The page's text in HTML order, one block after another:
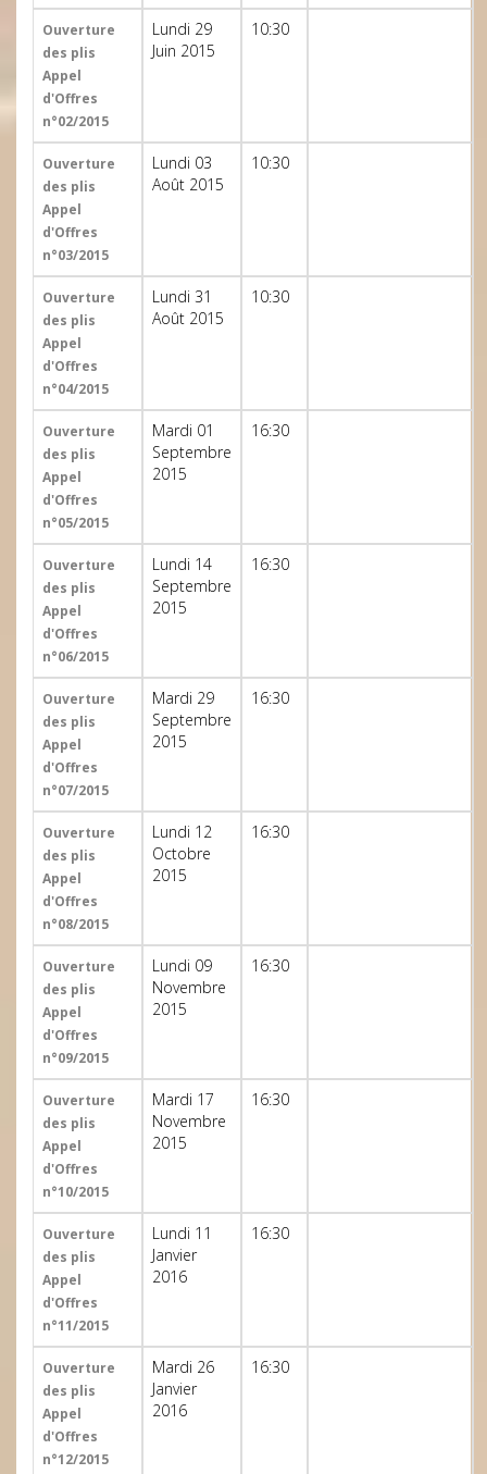
Ouverture
des plis
Appel
d'Offres
n°02/2015
Lundi 29
Juin 2015
10:30
Ouverture
des plis
Appel
d'Offres
n°03/2015
Lundi 03
Août 2015
10:30
Ouverture
des plis
Appel
d'Offres
n°04/2015
Lundi 31
Août 2015
10:30
Ouverture
des plis
Appel
d'Offres
n°05/2015
Mardi 01
Septembre
2015
16:30
Ouverture
des plis
Appel
d'Offres
n°06/2015
Lundi 14
Septembre
2015
16:30
Ouverture
des plis
Appel
d'Offres
n°07/2015
Mardi 29
Septembre
2015
16:30
Ouverture
des plis
Appel
d'Offres
n°08/2015
Lundi 12
Octobre
2015
16:30
Ouverture
des plis
Appel
d'Offres
n°09/2015
Lundi 09
Novembre
2015
16:30
Ouverture
des plis
Appel
d'Offres
n°10/2015
Mardi 17
Novembre
2015
16:30
Ouverture
des plis
Appel
d'Offres
n°11/2015
Lundi 11
Janvier
2016
16:30
Ouverture
des plis
Appel
d'Offres
n°12/2015
Mardi 26
Janvier
2016
16:30